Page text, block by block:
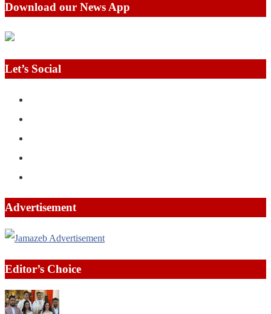
Download our News App
Let’s Social
Advertisement
Editor’s Choice